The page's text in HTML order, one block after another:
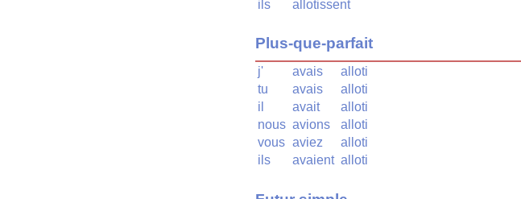
ils
allotissent
Plus-que-parfait
j' avais
alloti
tu
avais
alloti
il
avait
alloti
nous avions
alloti
vous aviez
alloti
ils
avaient alloti